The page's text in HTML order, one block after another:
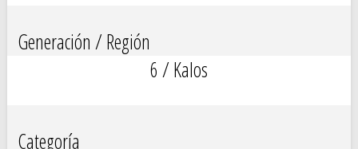
Generación / Región
6 / Kalos
Categoría